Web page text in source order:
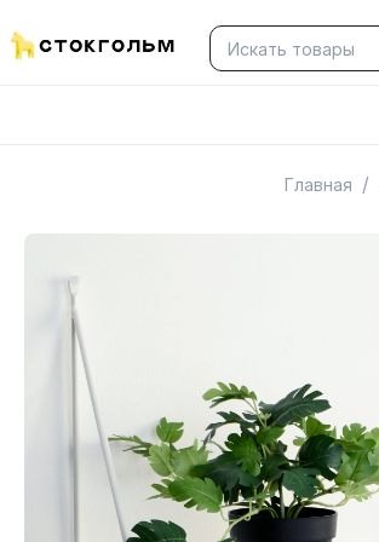
Главная /